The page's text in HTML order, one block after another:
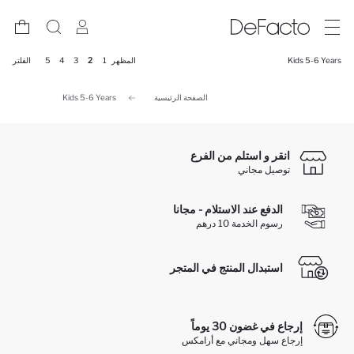
Kids 5-6 Years المظهر 1
2
3
4
5 الفلتر
الصفحة الرئيسية Kids 5-6 Years
انقر و استلم من الفرع
توصيل مجاني
الدفع عند الاستلام - مجانا
رسوم الخدمة 10 درهم
استبدال المنتج في المتجر
إرجاع في غضون 30 يوماً
إرجاع سهل ومجاني مع أرامكس